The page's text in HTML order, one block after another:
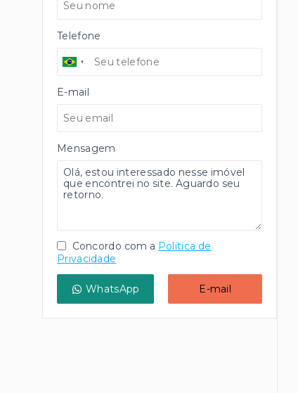
Telefone
E-mail
Mensagem
Concordo com a Política de
Privacidade
WhatsApp E-mail